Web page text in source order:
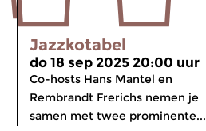
Jazzkotabel
do 18 sep 2025 20:00 uur
Co-hosts Hans Mantel en
Rembrandt Frerichs nemen je
samen met twee prominente...